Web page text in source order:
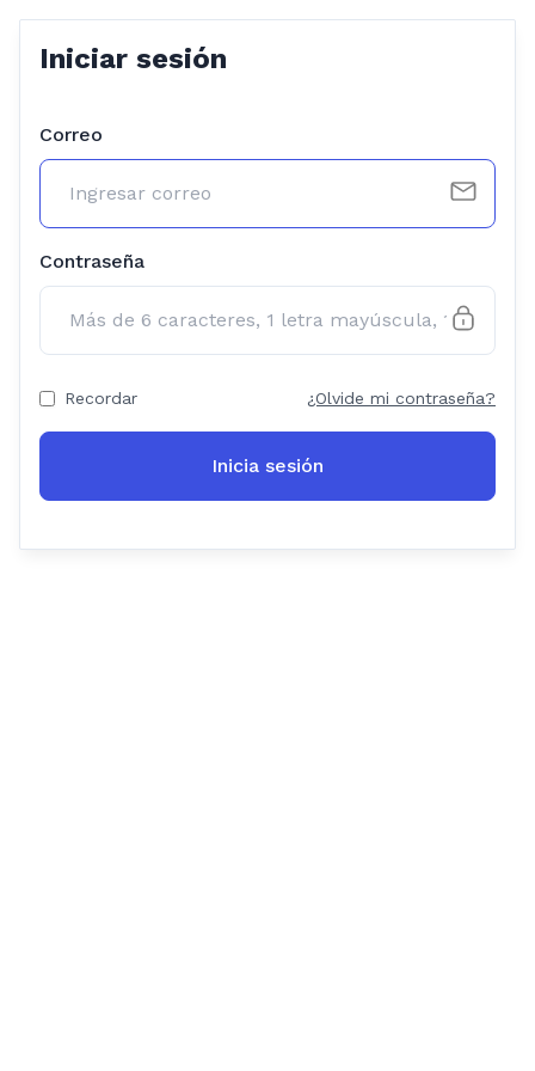
Iniciar sesión
Correo
Contraseña
Recordar ¿Olvide mi contraseña?